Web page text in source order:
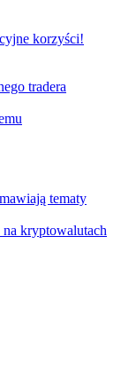
korzyści!
tradera
tematy
kryptowalutach